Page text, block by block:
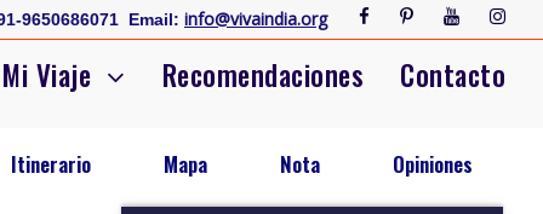
9650686071 Email: info@vivaindia.org
Mi Viaje Recomendaciones Contacto
Itinerario Mapa Nota Opiniones